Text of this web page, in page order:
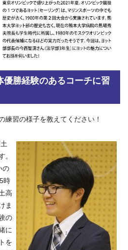
優勝経験のあるコーチに習
習の様子を教えてください！
。
の
時
高
ま
の
に
を